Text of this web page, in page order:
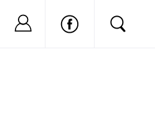
Nu ai cont?